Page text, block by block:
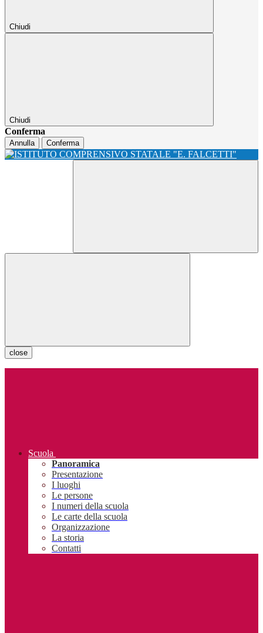
Chiudi
Chiudi
Conferma
Annulla Conferma
close
Scuola
Panoramica
Presentazione
I luoghi
Le persone
I numeri della scuola
Le carte della scuola
Organizzazione
La storia
Contatti